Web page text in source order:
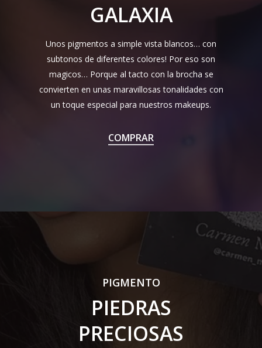
GALAXIA
Unos pigmentos a simple vista blancos… con
subtonos de diferentes colores! Por eso son
magicos… Porque al tacto con la brocha se
convierten en unas maravillosas tonalidades con
un toque especial para nuestros makeups.
COMPRAR
PIGMENTO
PIEDRAS
PRECIOSAS
GLITTER
ILUMINADORES
MIXING
SOMBRAS